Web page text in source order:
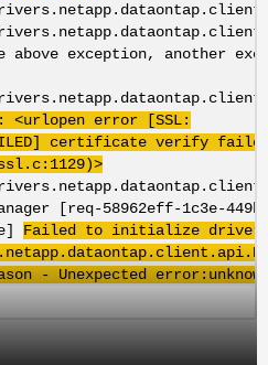
above exception, another
error [SSL:
certificate verify
[req-58962eff-1c3e-
Failed to initialize
- Unexpected